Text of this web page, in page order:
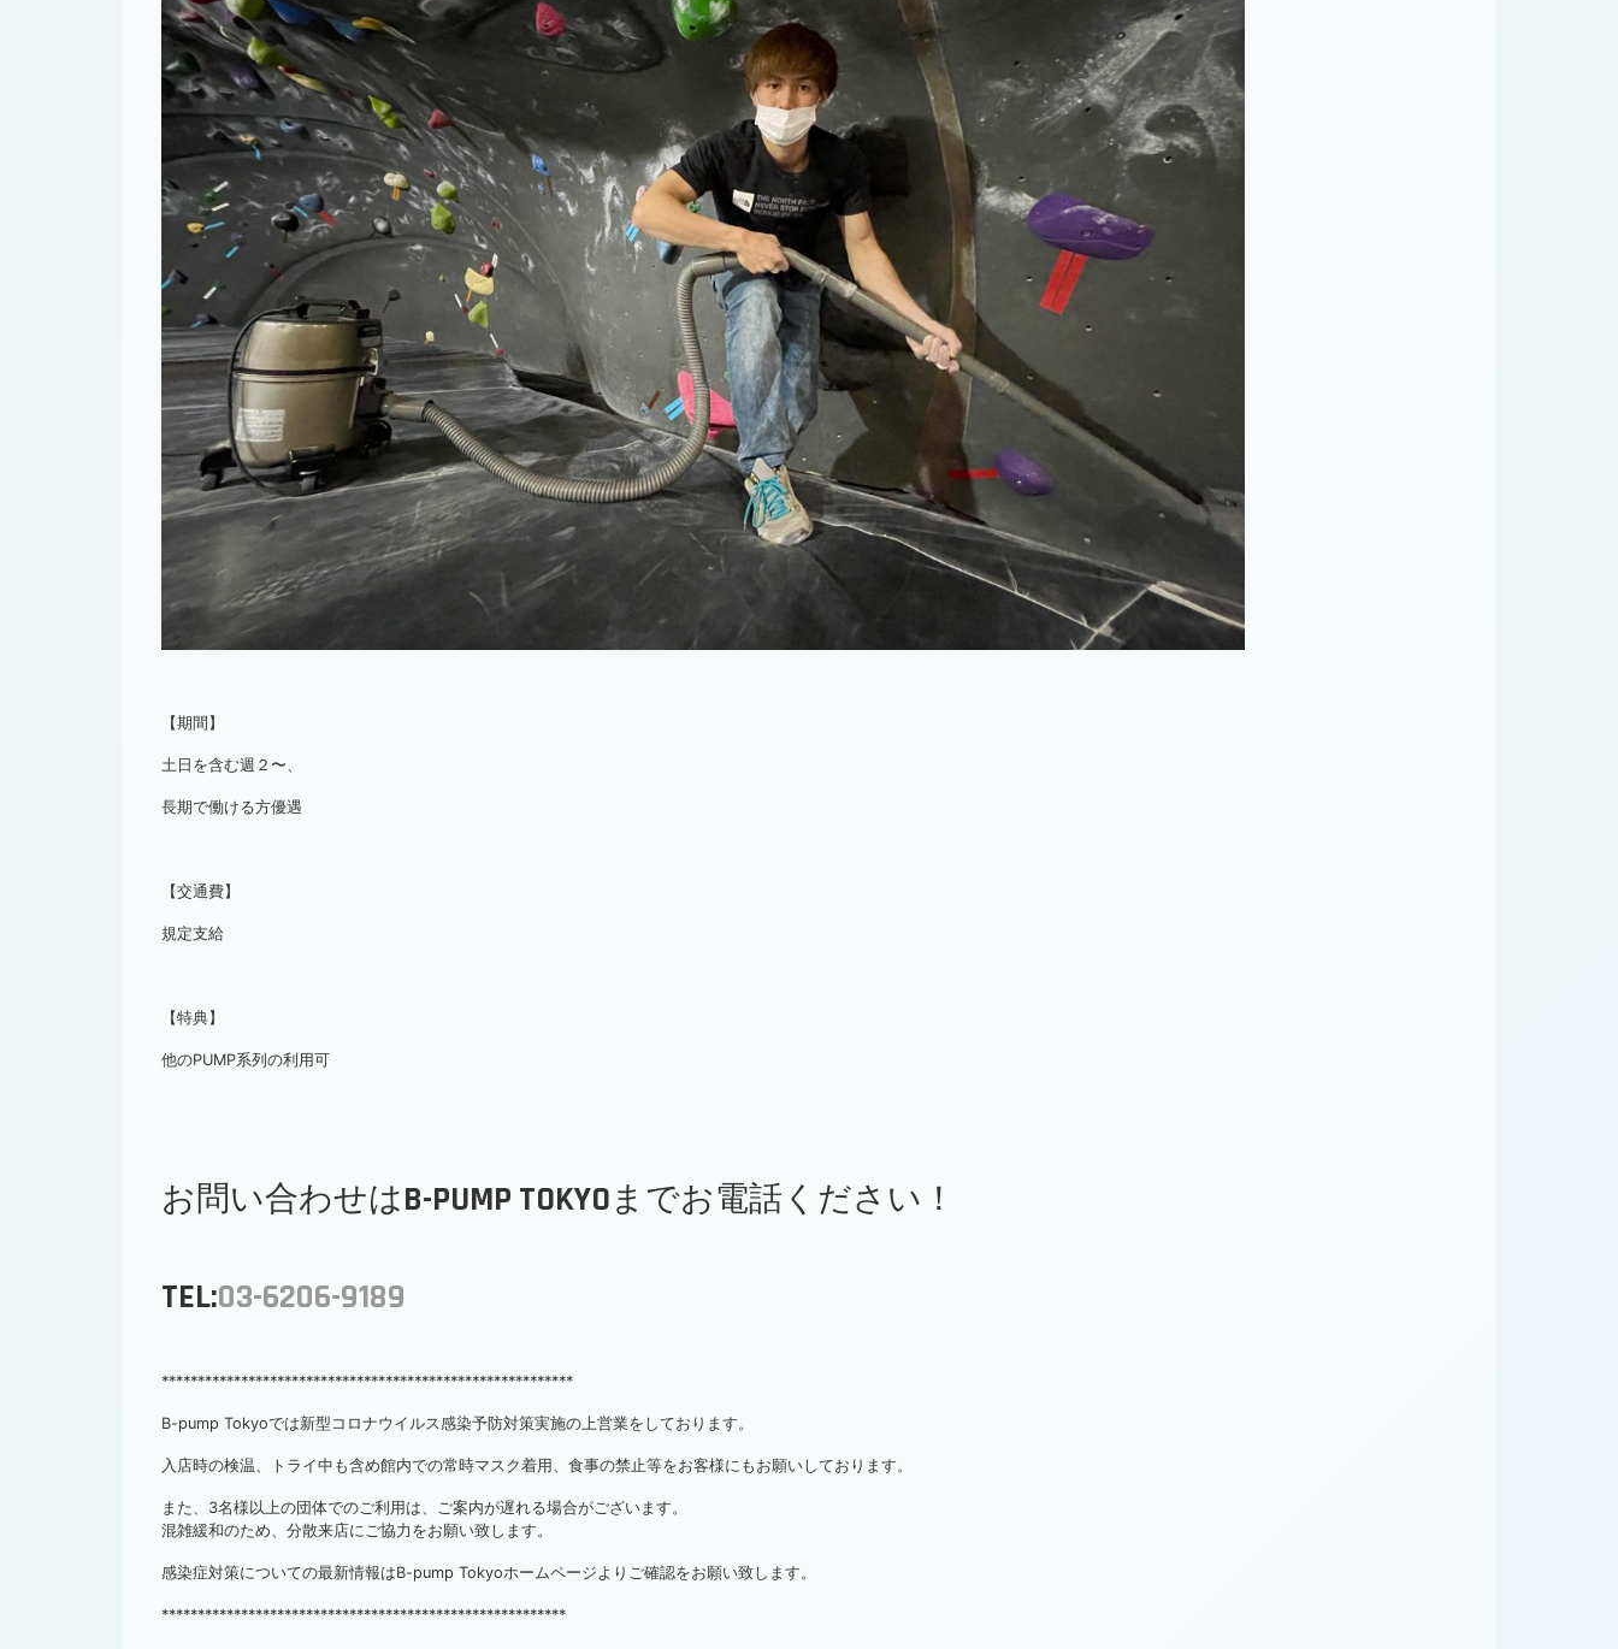
【期間】
土日を含む週２〜、
長期で働ける方優遇
【交通費】
規定支給
【特典】
他のPUMP系列の利用可
お問い合わせはB-PUMP TOKYOまでお電話ください！
TEL:03-6206-9189
*********************************************************
B-pump Tokyoでは新型コロナウイルス感染予防対策実施の上営業をしております。
入店時の検温、トライ中も含め館内での常時マスク着用、食事の禁止等をお客様にもお願いしております。
また、3名様以上の団体でのご利用は、ご案内が遅れる場合がございます。
混雑緩和のため、分散来店にご協力をお願い致します。
感染症対策についての最新情報はB-pump Tokyoホームページよりご確認をお願い致します。
********************************************************